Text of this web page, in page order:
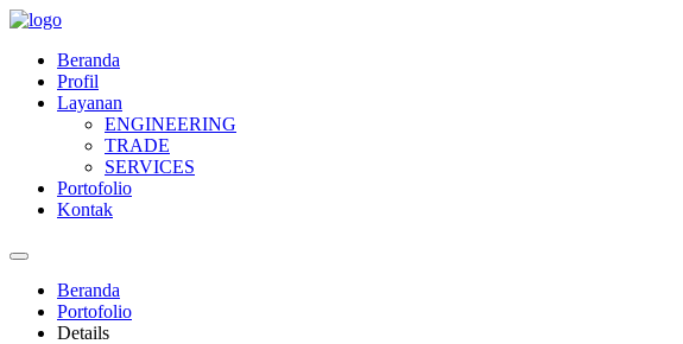
Beranda
Profil
Layanan
ENGINEERING
TRADE
SERVICES
Portofolio
Kontak
Beranda
Portofolio
Details